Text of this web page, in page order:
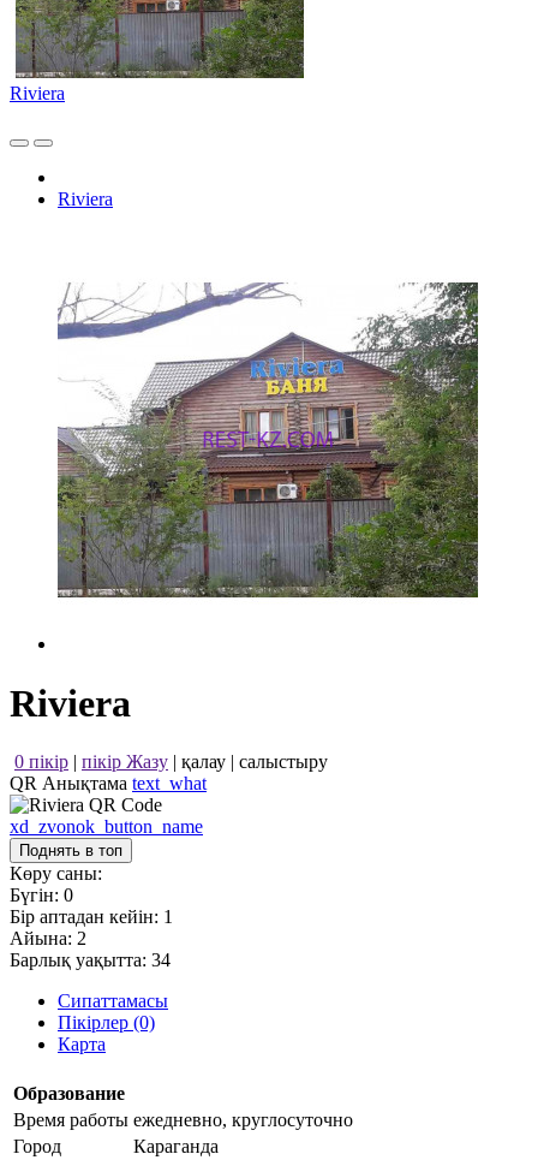
Riviera
Riviera
Riviera
0 пікір | пікір Жазу | қалау | салыстыру
QR Анықтама text_what
xd_zvonok_button_name
Поднять в топ
Көру саны:
Бүгін: 0
Бір аптадан кейін: 1
Айына: 2
Барлық уақытта: 34
Сипаттамасы
Пікірлер (0)
Карта
Образование
Время работы ежедневно, круглосуточно
Город
Караганда